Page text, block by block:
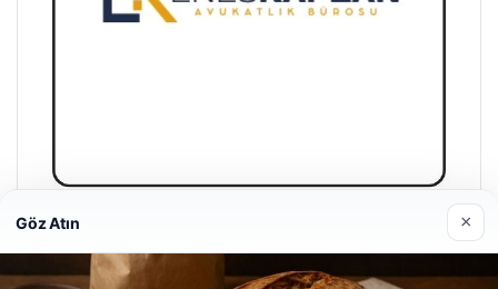
Enes Kaplan Avukatlık Bürosu
28/04/2026
Göz Atın ×